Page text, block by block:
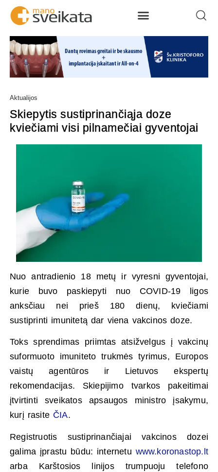
Aktualijos
Skiepytis sustiprinančiąja doze
kviečiami visi pilnamečiai gyventojai
Nuo antradienio 18 metų ir vyresni gyventojai,
kurie buvo paskiepyti nuo COVID-19 ligos
anksčiau nei prieš 180 dienų, kviečiami
sustiprinti imunitetą dar viena vakcinos doze.
Toks sprendimas priimtas atsižvelgus į vakcinų
suformuoto imuniteto trukmės tyrimus, Europos
vaistų agentūros ir Lietuvos ekspertų
rekomendacijas. Skiepijimo tvarkos pakeitimai
įtvirtinti sveikatos apsaugos ministro įsakymu,
kurį rasite ČIA.
Registruotis sustiprinančiajai vakcinos dozei
galima įprastu būdu: internetu www.koronastop.lt
arba Karštosios linijos trumpuoju telefono